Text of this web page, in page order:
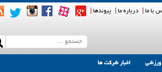
با ما درباره ما پیوندها
ورزشی اخبار شرکت ها